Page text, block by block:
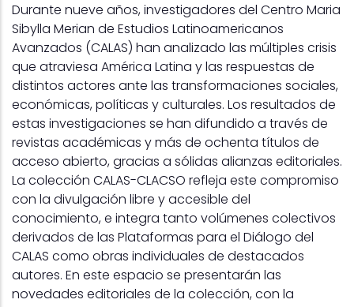
Durante nueve años, investigadores del Centro Maria
Sibylla Merian de Estudios Latinoamericanos
Avanzados (CALAS) han analizado las múltiples crisis
que atraviesa América Latina y las respuestas de
distintos actores ante las transformaciones sociales,
económicas, políticas y culturales. Los resultados de
estas investigaciones se han difundido a través de
revistas académicas y más de ochenta títulos de
acceso abierto, gracias a sólidas alianzas editoriales.
La colección CALAS-CLACSO refleja este compromiso
con la divulgación libre y accesible del
conocimiento, e integra tanto volúmenes colectivos
derivados de las Plataformas para el Diálogo del
CALAS como obras individuales de destacados
autores. En este espacio se presentarán las
novedades editoriales de la colección, con la